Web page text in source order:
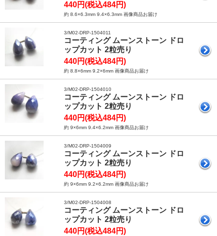
440円(税込484円)
約 8.6×6.3mm 9.4×6.3mm 画像商品お届け
3/M02-DRP-1504011
コーティング ムーンストーン ドロ
ップカット 2粒売り
440円(税込484円)
約 8.8×6mm 9.2×6mm 画像商品お届け
3/M02-DRP-1504010
コーティング ムーンストーン ドロ
ップカット 2粒売り
440円(税込484円)
約 9×6mm 9.4×6.2mm 画像商品お届け
3/M02-DRP-1504009
コーティング ムーンストーン ドロ
ップカット 2粒売り
440円(税込484円)
約 9×6mm 9.2×6.2mm 画像商品お届け
3/M02-DRP-1504008
コーティング ムーンストーン ドロ
ップカット 2粒売り
440円(税込484円)